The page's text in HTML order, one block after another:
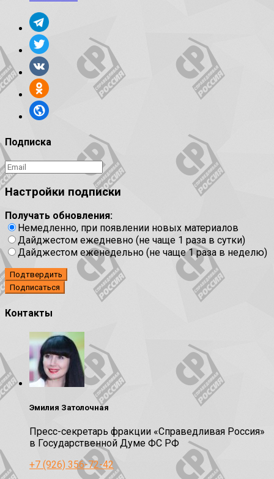
Подписка
Настройки подписки
Получать обновления:
Немедленно, при появлении новых материалов
Дайджестом ежедневно (не чаще 1 раза в сутки)
Дайджестом еженедельно (не чаще 1 раза в неделю)
Подтвердить
Контакты
Эмилия Затолочная
Пресс-секретарь фракции «Справедливая Россия»
в Государственной Думе ФС РФ
+7 (926) 356-72-42